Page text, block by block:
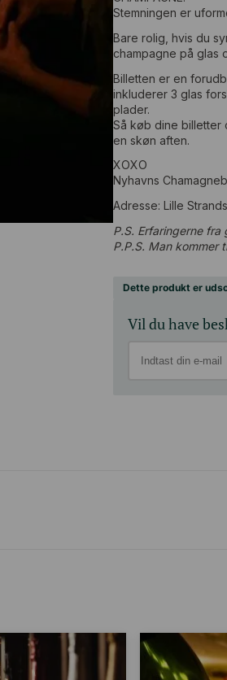
Stemningen er
Bare rolig, hvis du
champagne på glas
Billetten er en
inkluderer 3 glas
plader.
Så køb dine
en skøn aften.
XOXO
Nyhavns
Adresse: Lille
P.S. Erfaringerne
P.P.S. Man kommer
Dette produkt er
Vil du have